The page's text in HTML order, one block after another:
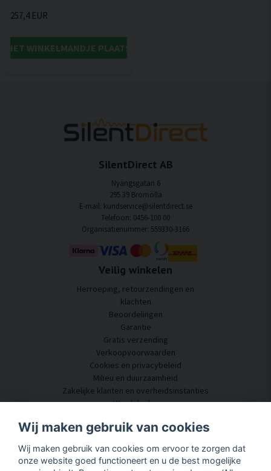
257,4 EUR
HET WINKELMANDJE PLAATSEN
SilentDirect AB
Nyängsgatan 6
295 39 Bromölla
E-mail: kundservice@silentdirect.se
Telefoon: 0456-100 00
Organisatienummer: 559330-3166
Veilig winkelen
Herroeping, retourzendingen en
klachten
Beoordelingen
Garantie
Gratis verzending
Verkoopvoorwaarden
Cookies en privacybeleid
Milieu en duurzaamheid
Zakelijke klanten en overheidsinstanties
Word dealer
Klantenservice
Neem contact met ons op
Akoestisch advies
Wij maken gebruik van cookies
Wij maken gebruik van cookies om ervoor te zorgen dat
onze website goed functioneert en u de best mogelijke